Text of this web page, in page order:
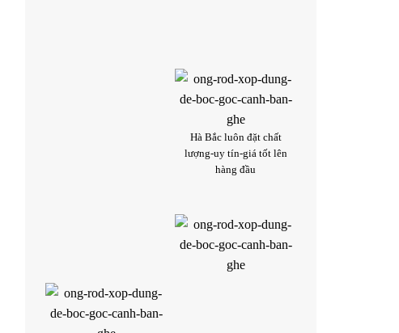
Hà Bắc luôn đặt chất
lượng-uy tín-giá tốt lên
hàng đầu